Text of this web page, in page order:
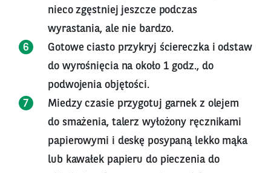
nieco zgęstniej jeszcze podczas
wyrastania, ale nie bardzo.
Gotowe ciasto przykryj ściereczka i odstaw
do wyrośnięcia na około 1 godz., do
podwojenia objętości.
Miedzy czasie przygotuj garnek z olejem
do smażenia, talerz wyłożony ręcznikami
papierowymi i deskę posypaną lekko mąka
lub kawałek papieru do pieczenia do